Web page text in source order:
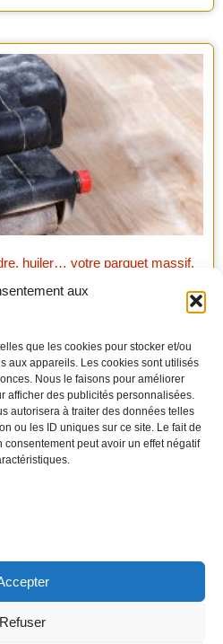
aux
que les cookies pour stocker et/ou
aux appareils. Les cookies sont utilisés
Nous le faisons pour améliorer
afficher des publicités personnalisées.
autorisera à traiter des données telles
ou les ID uniques sur ce site. Le fait de
peut avoir un effet négatif
Refuser
huiler… votre parquet massif.